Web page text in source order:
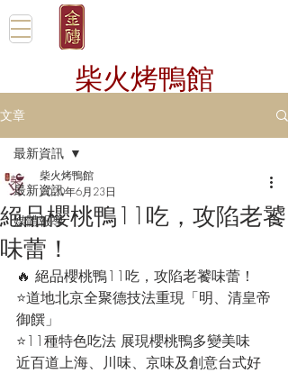
柴火烤鴨館
文章
最新資訊
媒體報導
最新資訊
絕品櫻桃鴨11吃，攻陷老饕
味蕾！
柴火烤鴨館
2020年6月23日
🔥 絕品櫻桃鴨11吃，攻陷老饕味蕾！
⭐️道地北京全聚德技法重現「明、清皇帝
御饌」
⭐️11種特色吃法 展現櫻桃鴨多變美味
近百道上海、川味、京味及創意台式好